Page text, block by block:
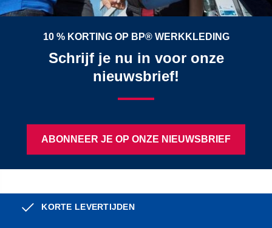
10 % KORTING OP BP® WERKKLEDING
Schrijf je nu in voor onze
nieuwsbrief!
ABONNEER JE OP ONZE NIEUWSBRIEF
KORTE LEVERTIJDEN